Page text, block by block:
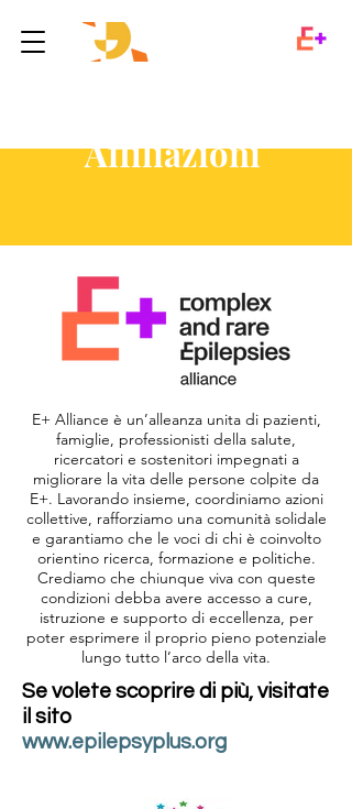
Affiliazioni
E+ Alliance è un’alleanza unita di pazienti,
famiglie, professionisti della salute,
ricercatori e sostenitori impegnati a
migliorare la vita delle persone colpite da
E+. Lavorando insieme, coordiniamo azioni
collettive, rafforziamo una comunità solidale
e garantiamo che le voci di chi è coinvolto
orientino ricerca, formazione e politiche.
Crediamo che chiunque viva con queste
condizioni debba avere accesso a cure,
istruzione e supporto di eccellenza, per
poter esprimere il proprio pieno potenziale
lungo tutto l’arco della vita.
Se volete scoprire di più, visitate
il sito
www.epilepsyplus.org